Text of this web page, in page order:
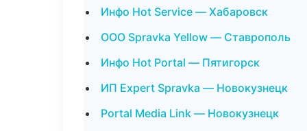
Инфо Hot Service — Хабаровск
ООО Spravka Yellow — Ставрополь
Инфо Hot Portal — Пятигорск
ИП Expert Spravka — Новокузнецк
Portal Media Link — Новокузнецк